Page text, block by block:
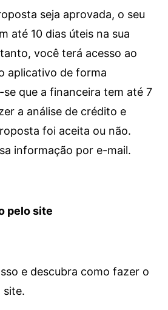
seja aprovada, o seu
até 10 dias úteis na sua
você terá acesso ao
aplicativo de forma
se que a financeira tem até 7
a análise de crédito e
foi aceita ou não.
informação por e-mail.
pelo site
e descubra como fazer o
site.